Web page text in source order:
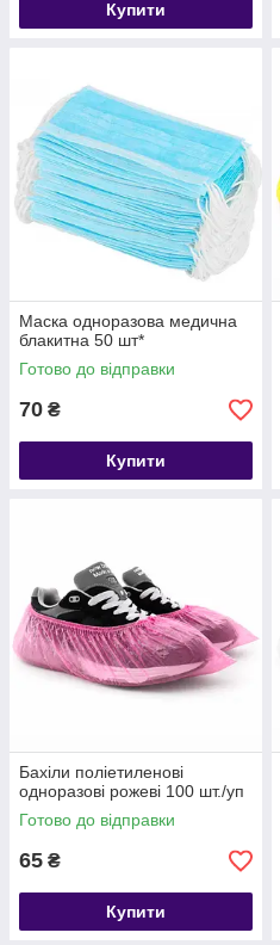
Купити
Маска одноразова медична
блакитна 50 шт*
Готово до відправки
70 ₴
Купити
Бахіли поліетиленові
одноразові рожеві 100 шт./уп
Готово до відправки
65 ₴
Купити